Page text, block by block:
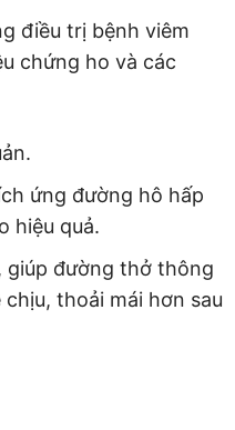
điều trị bệnh viêm
chứng ho và các
ứng đường hô hấp
hiệu quả.
giúp đường thở thông
thoải mái hơn sau